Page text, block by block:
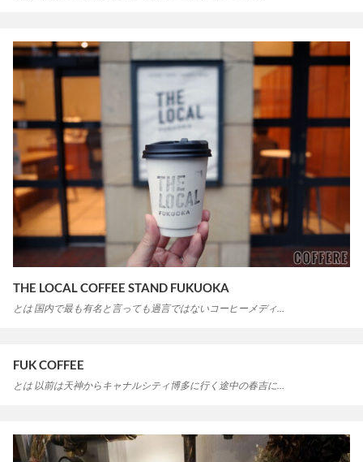
THE LOCAL COFFEE STAND FUKUOKA
とは 国内で最も有名と言っても過言ではないコーヒーメディ…
FUK COFFEE
とは 以前は天神からキャナルシティ博多に行く途中の春吉に…